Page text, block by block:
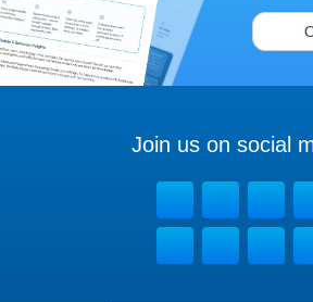
Join us on social